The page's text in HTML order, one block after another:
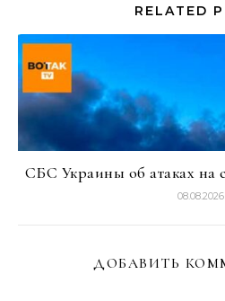
RELATED
СБС Украины об атаках на
08.08.2026
ДОБАВИТЬ